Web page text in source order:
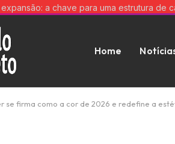
Home
se firma como a cor de 2026 e redefine a